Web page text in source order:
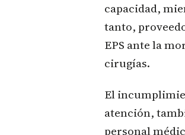
capacidad,
tanto,
EPS ante la
cirugías.
El
atención,
personal